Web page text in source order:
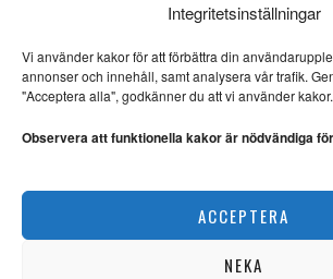
Integritetsinställningar
Vi använder kakor för att förbättra din
annonser och innehåll, samt analysera vår trafik.
"Acceptera alla", godkänner du att vi använder kakor.
Observera att funktionella kakor är nödvändiga
ACCEPTERA
NEKA
Internationellt kultursamarbete hotas av
SE ÄVEN
kattmänniska?
vanligt förekommande.
MUSIK. Gussy Löwenhielm
möter våren med musik, men